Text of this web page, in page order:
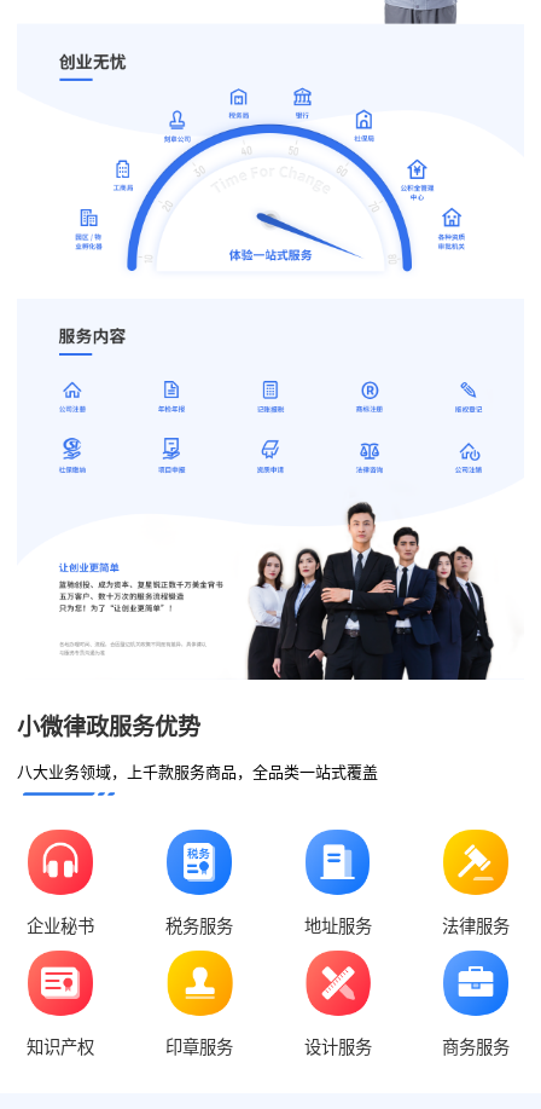
小微律政服务优势
八大业务领域，上千款服务商品，全品类一站式覆盖
企业秘书 税务服务 地址服务 法律服务
知识产权 印章服务 设计服务 商务服务